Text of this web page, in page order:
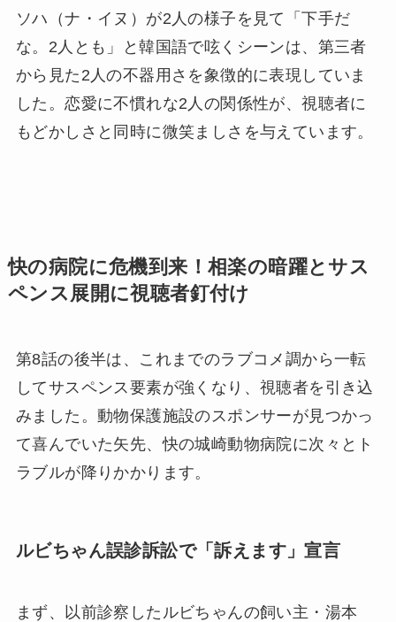
ソハ（ナ・イヌ）が2人の様子を見て「下手だ
な。2人とも」と韓国語で呟くシーンは、第三者
から見た2人の不器用さを象徴的に表現していま
した。恋愛に不慣れな2人の関係性が、視聴者に
もどかしさと同時に微笑ましさを与えています。
快の病院に危機到来！相楽の暗躍とサス
ペンス展開に視聴者釘付け
第8話の後半は、これまでのラブコメ調から一転
してサスペンス要素が強くなり、視聴者を引き込
みました。動物保護施設のスポンサーが見つかっ
て喜んでいた矢先、快の城崎動物病院に次々とト
ラブルが降りかかります。
ルビちゃん誤診訴訟で「訴えます」宣言
まず、以前診察したルビちゃんの飼い主・湯本